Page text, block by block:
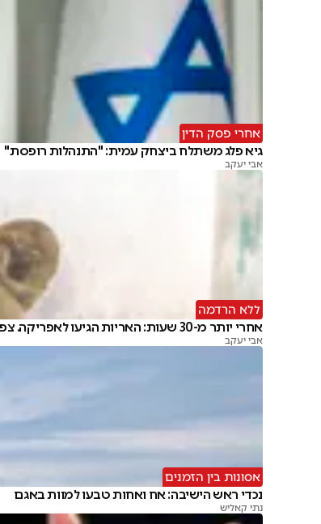
אחרי פסק הדין
גיא פלג משתלח ביצחק עמית: "התנהלות רופסת"
אבי יעקב
ללא הרדמה
אחרי יותר מ-30 שעות: האריות הגיעו לאפריקה. צפו
אבי יעקב
אסונות בין הזמנים
נכדי ראש הישיבה: אח ואחות טבעו למוות באגם
נתי קאליש